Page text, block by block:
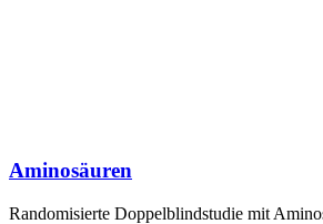
Aminosäuren
Randomisierte Doppelblindstudie mit